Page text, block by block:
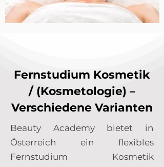
Fernstudium Kosmetik
/ (Kosmetologie) –
Verschiedene Varianten
Beauty Academy bietet in
Österreich ein flexibles
Fernstudium Kosmetik